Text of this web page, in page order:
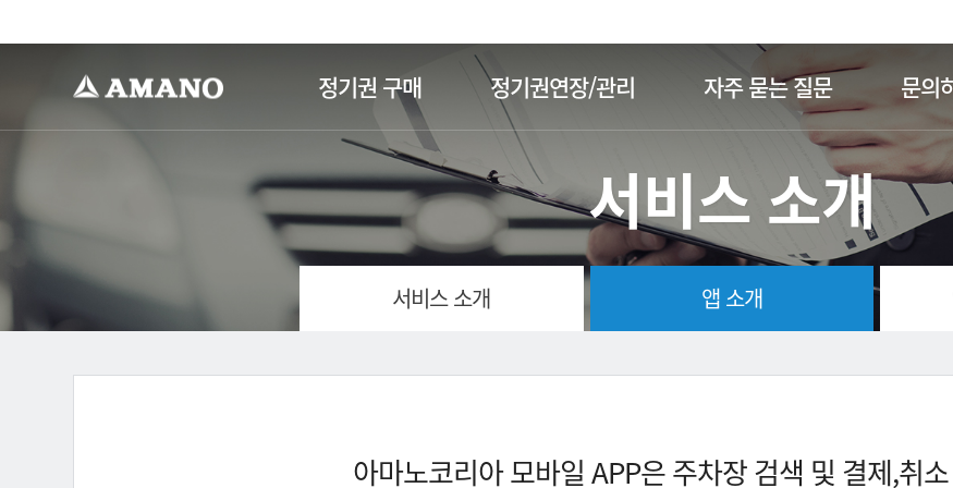
정기권 구매 정기권연장/관리 자주 묻는 질문 문의
서비스 소개
서비스 소개 앱 소개
아마노코리아 모바일 APP은 주차장 검색 및 결제,취